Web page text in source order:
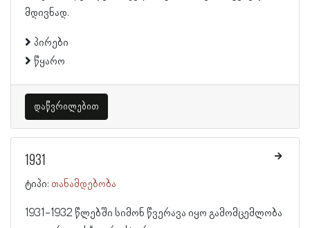
მდივნად.
პირები
წყარო
დაწვრილებით
1931
ტიპი: თანამდებობა
1931-1932 წლებში სიმონ წვერავა იყო გამომცემლობა